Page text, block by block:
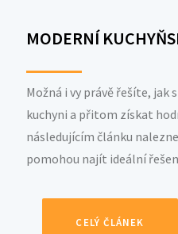
MODERNÍ
Možná i vy právě řešíte,
kuchyni a přitom získat
následujícím článku
pomohou najít ideální
CELÝ ČLÁNEK